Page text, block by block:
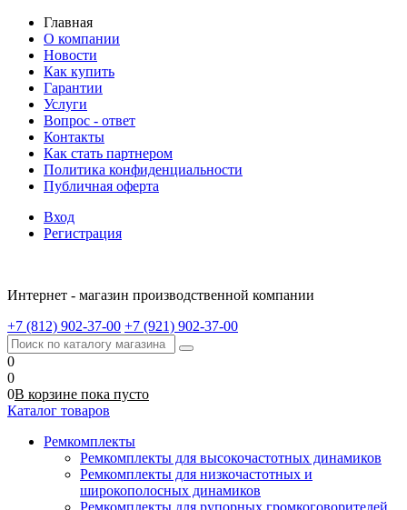
Главная
О компании
Новости
Как купить
Гарантии
Услуги
Вопрос - ответ
Контакты
Как стать партнером
Политика конфиденциальности
Публичная оферта
Вход
Регистрация
Интернет - магазин производственной компании
+7 (812) 902-37-00 +7 (921) 902-37-00
0
0
0В корзине пока пусто
Каталог товаров
Ремкомплекты
Ремкомплекты для высокочастотных динамиков
Ремкомплекты для низкочастотных и
широкополосных динамиков
Ремкомплекты для рупорных громкоговорителей